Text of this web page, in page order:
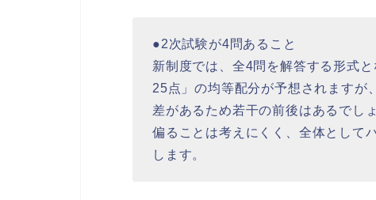
●2次試験が4問あること
新制度では、全4問を解答する形式
25点」の均等配分が予想されますが
差があるため若干の前後はあるでし
偏ることは考えにくく、全体として
します。